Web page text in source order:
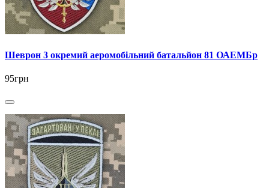
Шеврон 3 окремий аеромобільний батальйон 81 ОАЕМБр
95грн